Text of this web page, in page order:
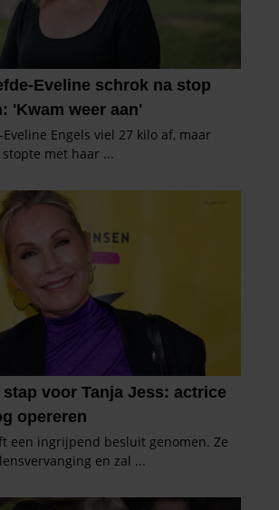
media, adverteren en analyse. Deze
gegevens combineren met andere
ze heeft verstrekt of die ze hebben
van uw gebruik van hun services. U
onze cookies als u onze website blijft